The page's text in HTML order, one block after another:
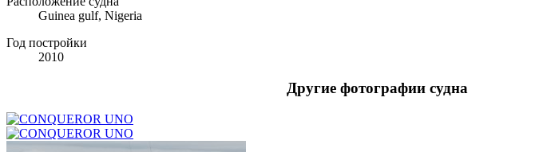
Guinea gulf, Nigeria
Год постройки
2010
Другие фотографии судна